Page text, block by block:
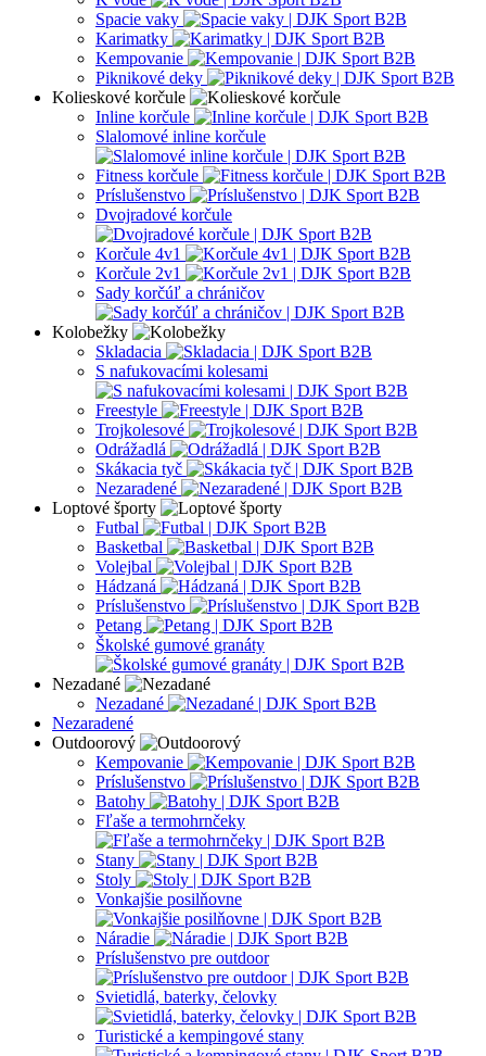
Spacie vaky
Karimatky
Kempovanie
Piknikové deky
Kolieskové korčule
Inline korčule
Slalomové inline korčule
Fitness korčule
Príslušenstvo
Dvojradové korčule
Korčule 4v1
Korčule 2v1
Sady korčúľ a chráničov
Kolobežky
Skladacia
S nafukovacími kolesami
Freestyle
Trojkolesové
Odrážadlá
Skákacia tyč
Nezaradené
Loptové športy
Futbal
Basketbal
Volejbal
Hádzaná
Príslušenstvo
Petang
Školské gumové granáty
Nezadané
Nezadané
Nezaradené
Outdoorový
Kempovanie
Príslušenstvo
Batohy
Fľaše a termohrnčeky
Stany
Stoly
Vonkajšie posilňovne
Náradie
Príslušenstvo pre outdoor
Svietidlá, baterky, čelovky
Turistické a kempingové stany